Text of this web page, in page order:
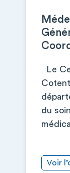
Le
du
Voir